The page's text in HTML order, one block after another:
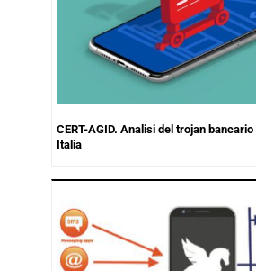
CERT-AGID. Analisi del trojan
Italia